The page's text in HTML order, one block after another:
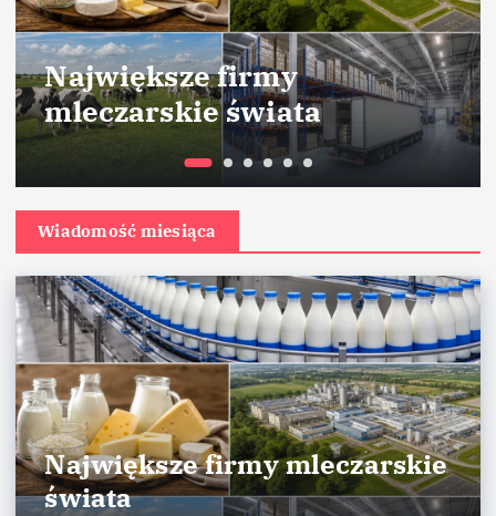
Największe firmy
mleczarskie świata
Wiadomość miesiąca
Największe firmy mleczarskie
świata